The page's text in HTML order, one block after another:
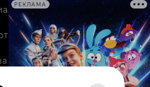
РЕКЛАМА